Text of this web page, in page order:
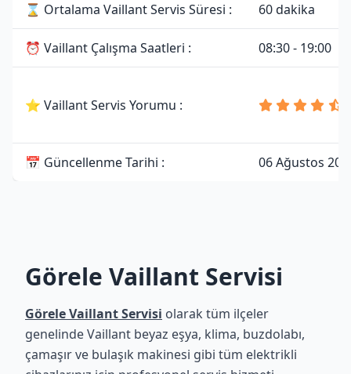
⌛ Ortalama Vaillant Servis Süresi : 60 dakika
⏰ Vaillant Çalışma Saatleri : 08:30 - 19:00
⭐ Vaillant Servis Yorumu :
📅 Güncellenme Tarihi : 06 Ağustos
Görele Vaillant Servisi
Görele Vaillant Servisi olarak tüm ilçeler
genelinde Vaillant beyaz eşya, klima, buzdolabı,
çamaşır ve bulaşık makinesi gibi tüm elektrikli